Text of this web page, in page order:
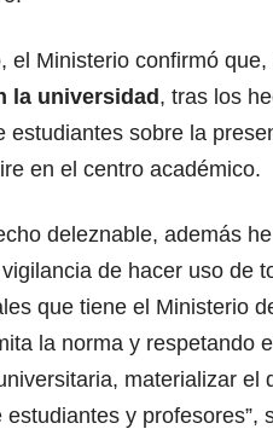
el Ministerio confirmó que,
la universidad, tras los
estudiantes sobre la
en el centro académico.
deleznable, además
de hacer uso de
que tiene el Ministerio
la norma y respetando
materializar el
estudiantes y profesores”,